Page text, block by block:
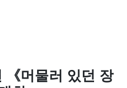
최
최
최
Narratives 》 개최
《머물러 있던 장